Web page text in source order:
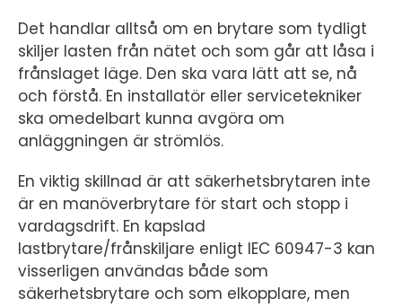
Det handlar alltså om en brytare som tydligt
skiljer lasten från nätet och som går att låsa i
frånslaget läge. Den ska vara lätt att se, nå
och förstå. En installatör eller servicetekniker
ska omedelbart kunna avgöra om
anläggningen är strömlös.
En viktig skillnad är att säkerhetsbrytaren inte
är en manöverbrytare för start och stopp i
vardagsdrift. En kapslad
lastbrytare/frånskiljare enligt IEC 60947-3 kan
visserligen användas både som
säkerhetsbrytare och som elkopplare, men